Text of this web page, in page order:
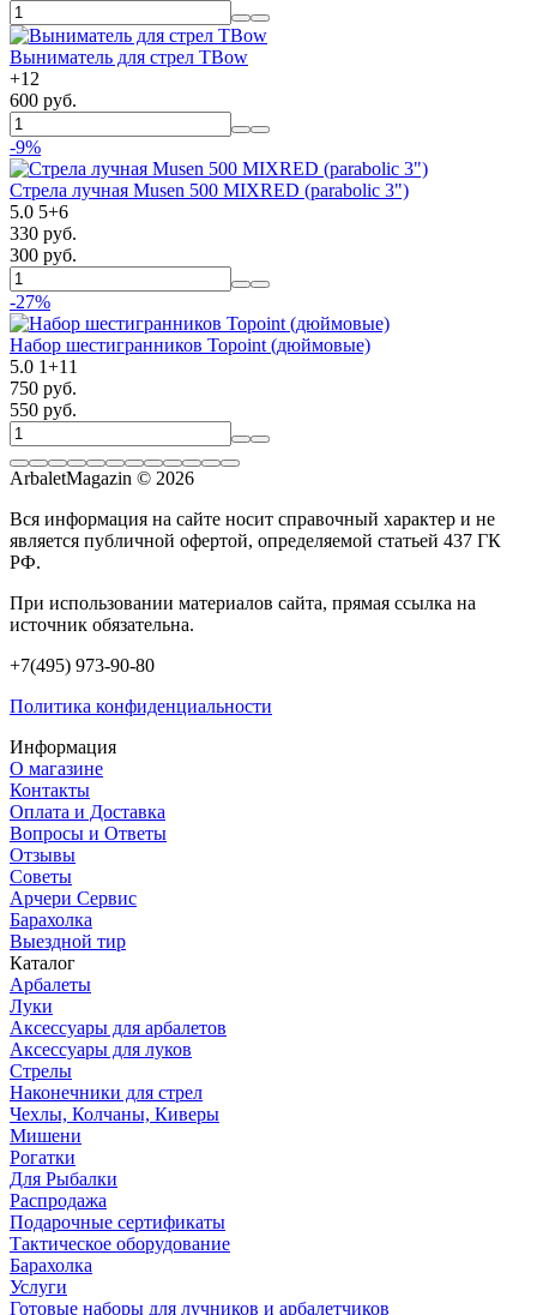
Выниматель для стрел TBow
+12
600 руб.
-9%
Стрела лучная Musen 500 MIXRED (parabolic 3")
5.0 5+6
330 руб.
300 руб.
-27%
Набор шестигранников Topoint (дюймовые)
5.0 1+11
750 руб.
550 руб.
ArbaletMagazin © 2026
Вся информация на сайте носит справочный характер и не
является публичной офертой, определяемой статьей 437 ГК
РФ.
При использовании материалов сайта, прямая ссылка на
источник обязательна.
+7(495) 973-90-80
Политика конфиденциальности
Информация
О магазине
Контакты
Оплата и Доставка
Вопросы и Ответы
Отзывы
Советы
Арчери Сервис
Барахолка
Выездной тир
Каталог
Арбалеты
Луки
Аксессуары для арбалетов
Аксессуары для луков
Стрелы
Наконечники для стрел
Чехлы, Колчаны, Киверы
Мишени
Рогатки
Для Рыбалки
Распродажа
Подарочные сертификаты
Тактическое оборудование
Барахолка
Услуги
Готовые наборы для лучников и арбалетчиков